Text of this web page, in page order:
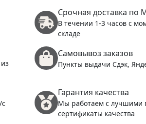
Срочная доставка по
В течении 1-3 часов с
складе
Самовывоз заказов
Пункты выдачи Сдэк,
Гарантия качества
Мы работаем с лучшими
сертификаты качества